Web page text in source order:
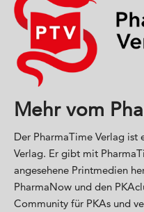
Mehr vom
Der PharmaTime Verlag ist
Verlag. Er gibt mit
angesehene Printmedien
PharmaNow und den
Community für PKAs und